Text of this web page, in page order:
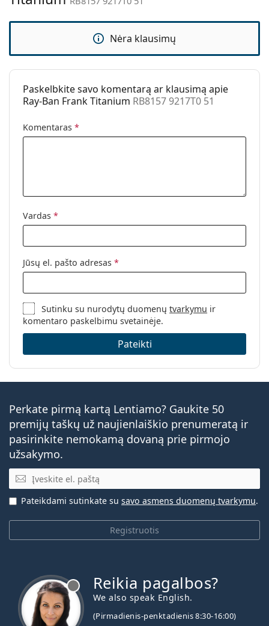
Lytis:
Vyrams
Akiniai nuo saulės
Naudojimas:
Madingi
Kodas:
RB8157 9217T0 51
Nėra klausimų
Paskelbkite savo komentarą ar klausimą apie
Ray-Ban Frank Titanium RB8157 9217T0 51
Komentaras *
Vardas *
Jūsų el. pašto adresas *
Sutinku su nurodytų duomenųtvarkymu ir
komentaro paskelbimu svetainėje.
Pateikti
Perkate pirmą kartą Lentiamo? Gaukite 50
premijų taškų už naujienlaiškio prenumeratą ir
pasirinkite nemokamą dovaną prie pirmojo
užsakymo.
El. pašto adresas
Registruotis
Pateikdami sutinkate su savo asmens duomenų tvarkymu.
Reikia pagalbos?
We also speak English.
(Pirmadienis-penktadienis 8:30-16:00)